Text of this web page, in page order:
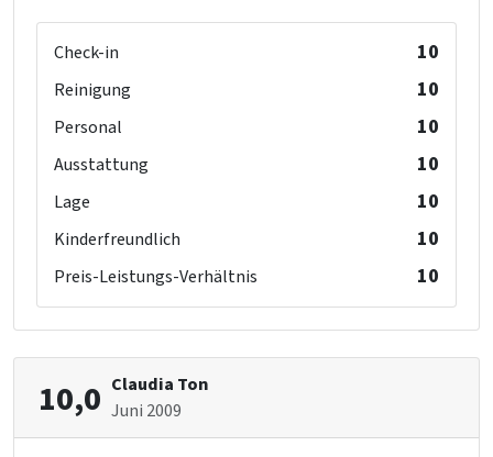
Check-in 10
Reinigung 10
Personal 10
Ausstattung 10
Lage 10
Kinderfreundlich 10
Preis-Leistungs-Verhältnis 10
10,0 Claudia Ton
Juni 2009